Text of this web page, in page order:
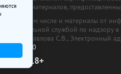
основе материалов,
в том числе и материалы от
Федеральной службой по надзору
— Павлова С.В., Электронный
48-88-50
18+